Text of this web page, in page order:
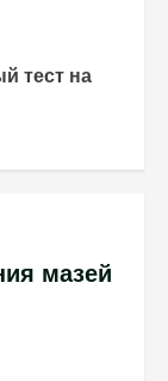
тест на
мазей